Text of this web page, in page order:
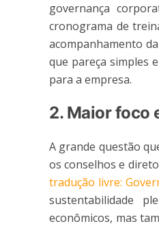
governança
cronograma de
acompanhamento
que pareça simples
para a empresa.
2. Maior foco
A grande questão
os conselhos e
tradução livre:
sustentabilidade
econômicos, mas